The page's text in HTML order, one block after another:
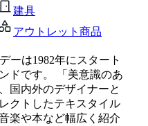
建具
アウトレット商品
ーは1982年にスタート
ドです。 「美意識のあ
国内外のデザイナーと
クトしたテキスタイル
楽や本など幅広く紹介